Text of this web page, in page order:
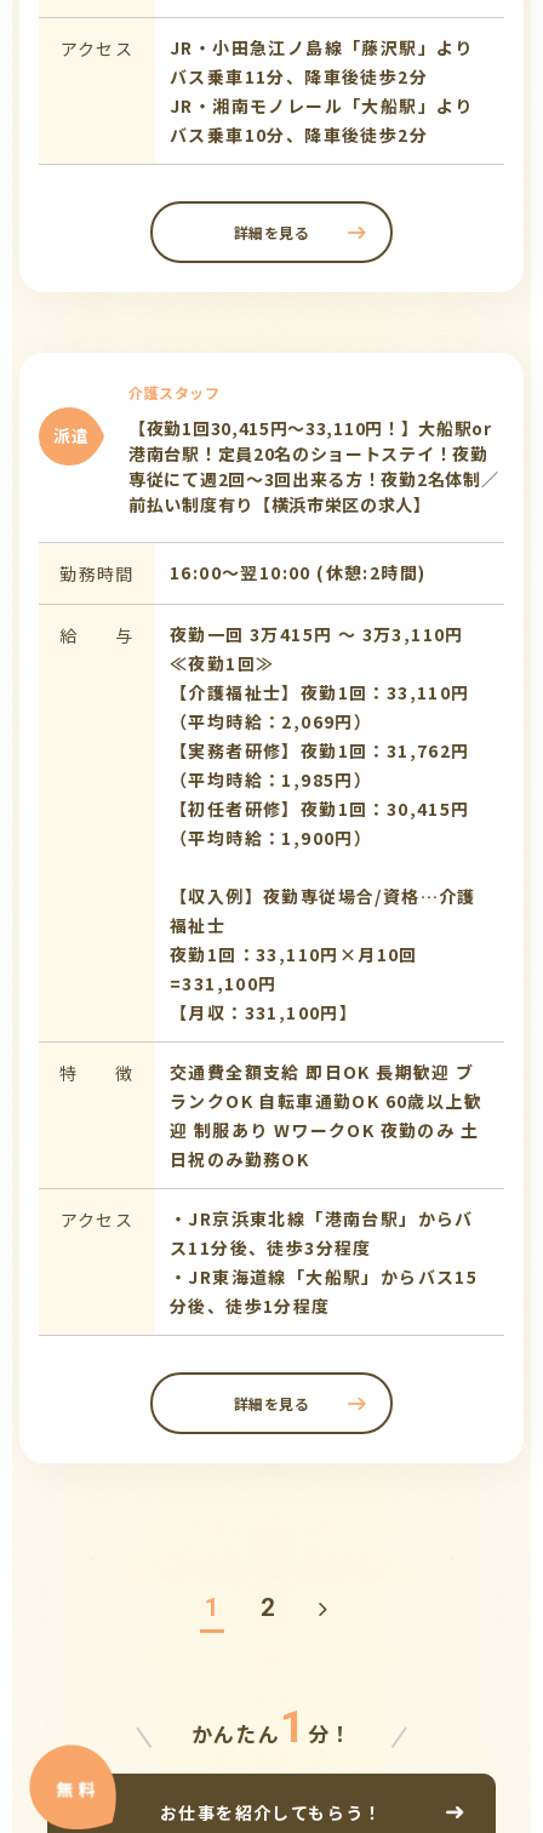
アクセス
JR・小田急江ノ島線「藤沢駅」より
バス乗車11分、降車後徒歩2分
JR・湘南モノレール「大船駅」より
バス乗車10分、降車後徒歩2分
詳細を見る
派遣
介護スタッフ
【夜勤1回30,415円～33,110円！】大船駅or
港南台駅！定員20名のショートステイ！夜勤
専従にて週2回～3回出来る方！夜勤2名体制／
前払い制度有り【横浜市栄区の求人】
勤務時間 16:00〜翌10:00 (休憩:2時間)
給 与
夜勤一回 3万415円 〜 3万3,110円
≪夜勤1回≫
【介護福祉士】夜勤1回：33,110円
（平均時給：2,069円）
【実務者研修】夜勤1回：31,762円
（平均時給：1,985円）
【初任者研修】夜勤1回：30,415円
（平均時給：1,900円）
【収入例】夜勤専従場合/資格…介護
福祉士
夜勤1回：33,110円×月10回
=331,100円
【月収：331,100円】
特 徴 交通費全額支給 即日OK 長期歓迎 ブ
ランクOK 自転車通勤OK 60歳以上歓
迎 制服あり WワークOK 夜勤のみ 土
日祝のみ勤務OK
アクセス
・JR京浜東北線「港南台駅」からバ
ス11分後、徒歩3分程度
・JR東海道線「大船駅」からバス15
分後、徒歩1分程度
詳細を見る
1 2
かんたん 1 分！
お仕事を紹介してもらう！